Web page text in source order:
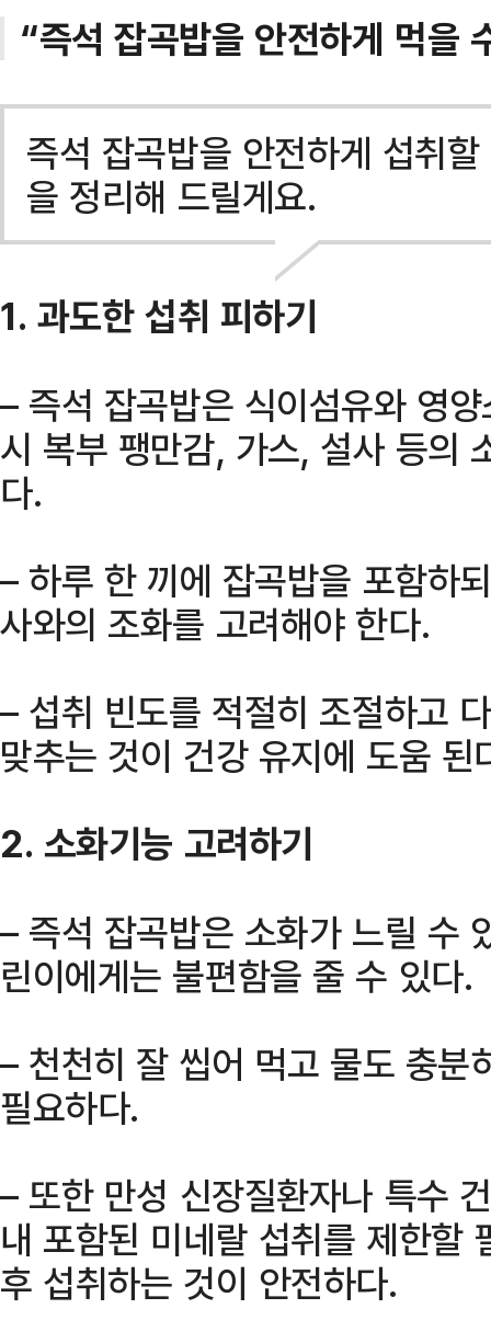
“즉석 잡곡밥을 안전하게 먹을
즉석 잡곡밥을 안전하게 섭취
을 정리해 드릴게요.
1. 과도한 섭취 피하기
– 즉석 잡곡밥은 식이섬유와 영
시 복부 팽만감, 가스, 설사 등의
다.
– 하루 한 끼에 잡곡밥을 포함하
사와의 조화를 고려해야 한다.
– 섭취 빈도를 적절히 조절하고
맞추는 것이 건강 유지에 도움 된
2. 소화기능 고려하기
– 즉석 잡곡밥은 소화가 느릴 수
린이에게는 불편함을 줄 수 있다.
– 천천히 잘 씹어 먹고 물도 충분
필요하다.
– 또한 만성 신장질환자나 특수
내 포함된 미네랄 섭취를 제한할
후 섭취하는 것이 안전하다.